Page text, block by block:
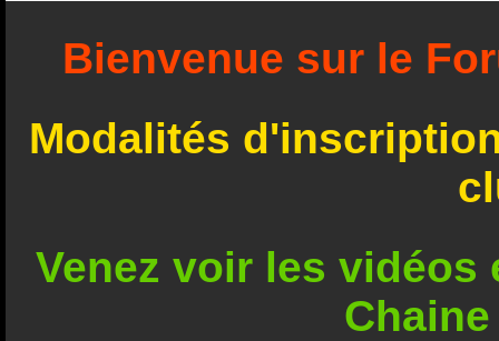
Bienvenue sur le
Modalités
Venez voir les